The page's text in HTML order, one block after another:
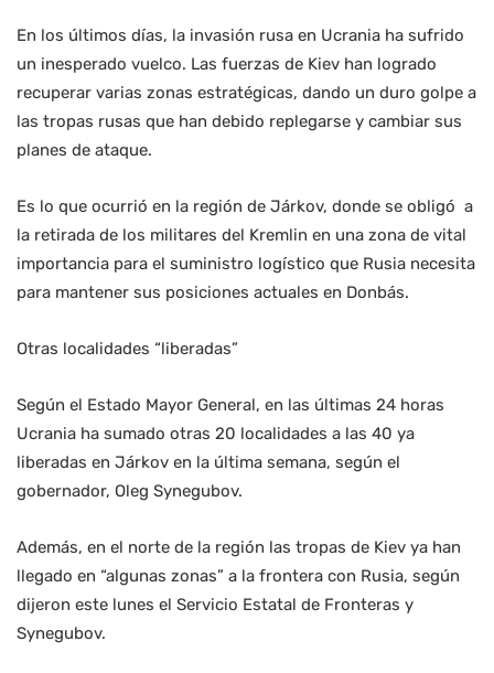
En los últimos días, la invasión rusa en Ucrania ha sufrido
un inesperado vuelco. Las fuerzas de Kiev han logrado
recuperar varias zonas estratégicas, dando un duro golpe a
las tropas rusas que han debido replegarse y cambiar sus
planes de ataque.
Es lo que ocurrió en la región de Járkov, donde se obligó a
la retirada de los militares del Kremlin en una zona de vital
importancia para el suministro logístico que Rusia necesita
para mantener sus posiciones actuales en Donbás.
Otras localidades “liberadas”
Según el Estado Mayor General, en las últimas 24 horas
Ucrania ha sumado otras 20 localidades a las 40 ya
liberadas en Járkov en la última semana, según el
gobernador, Oleg Synegubov.
Además, en el norte de la región las tropas de Kiev ya han
llegado en “algunas zonas” a la frontera con Rusia, según
dijeron este lunes el Servicio Estatal de Fronteras y
Synegubov.